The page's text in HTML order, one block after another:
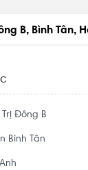
B, Bình Tân,
Trị Đông B
Bình Tân